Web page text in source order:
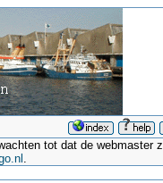
tot dat de
.